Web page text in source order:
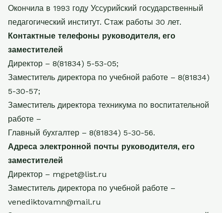
Окончила в 1993 году Уссурийский государственный
педагогический институт. Стаж работы 30 лет.
Контактные телефоны руководителя, его
заместителей
Директор – 8(81834) 5-53-05;
Заместитель директора по учебной работе – 8(81834)
5-30-57;
Заместитель директора техникума по воспитательной
работе –
Главный бухгалтер – 8(81834) 5-30-56.
Адреса электронной почты руководителя, его
заместителей
Директор – mgpet@list.ru
Заместитель директора по учебной работе –
venediktovamn@mail.ru